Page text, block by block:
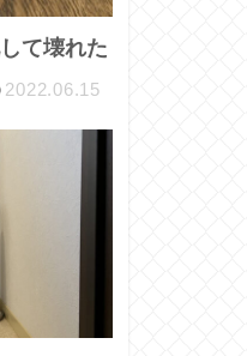
て壊れた
2022.06.15